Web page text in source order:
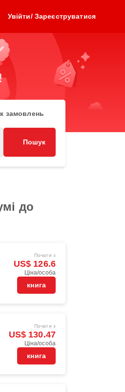
Увійти/ Зареєструватися
замовлень
Пошук
до
Почати з
US$ 126.6
Ціна/особа
книга
Почати з
US$ 130.47
Ціна/особа
книга